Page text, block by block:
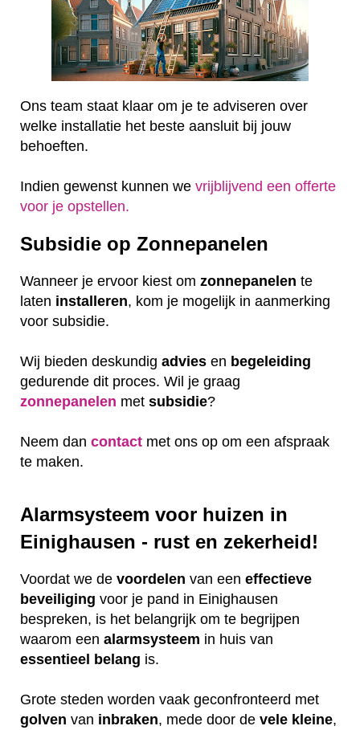
Ons team staat klaar om je te adviseren over
welke installatie het beste aansluit bij jouw
behoeften.
Indien gewenst kunnen we vrijblijvend een offerte
voor je opstellen.
Subsidie op Zonnepanelen
Wanneer je ervoor kiest om zonnepanelen te
laten installeren, kom je mogelijk in aanmerking
voor subsidie.
Wij bieden deskundig advies en begeleiding
gedurende dit proces. Wil je graag
zonnepanelen met subsidie?
Neem dan contact met ons op om een afspraak
te maken.
Alarmsysteem voor huizen in
Einighausen - rust en zekerheid!
Voordat we de voordelen van een effectieve
beveiliging voor je pand in Einighausen
bespreken, is het belangrijk om te begrijpen
waarom een alarmsysteem in huis van
essentieel belang is.
Grote steden worden vaak geconfronteerd met
golven van inbraken, mede door de vele kleine,